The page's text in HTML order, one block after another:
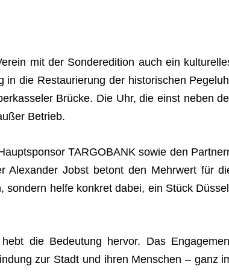
mit der Son­der­edi­tion auch ein
die Restau­rie­rung der his­to­ri­schen
Brü­cke. Die Uhr, die einst neben
Betrieb.
TARGOBANK sowie den
Alex­an­der Jobst betont den Mehr­wert für
son­dern helfe kon­kret dabei, ein Stück
die Bedeu­tung her­vor. Das
zur Stadt und ihren Men­schen – ganz